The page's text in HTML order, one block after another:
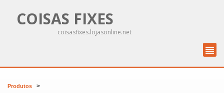
COISAS FIXES
coisasfixes.lojasonline.net
Produtos >